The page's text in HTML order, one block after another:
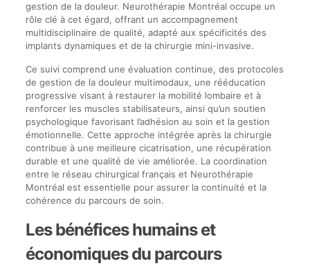
gestion de la douleur. Neurothérapie Montréal occupe un
rôle clé à cet égard, offrant un accompagnement
multidisciplinaire de qualité, adapté aux spécificités des
implants dynamiques et de la chirurgie mini-invasive.
Ce suivi comprend une évaluation continue, des protocoles
de gestion de la douleur multimodaux, une rééducation
progressive visant à restaurer la mobilité lombaire et à
renforcer les muscles stabilisateurs, ainsi qu’un soutien
psychologique favorisant l’adhésion au soin et la gestion
émotionnelle. Cette approche intégrée après la chirurgie
contribue à une meilleure cicatrisation, une récupération
durable et une qualité de vie améliorée. La coordination
entre le réseau chirurgical français et Neurothérapie
Montréal est essentielle pour assurer la continuité et la
cohérence du parcours de soin.
Les bénéfices humains et
économiques du parcours